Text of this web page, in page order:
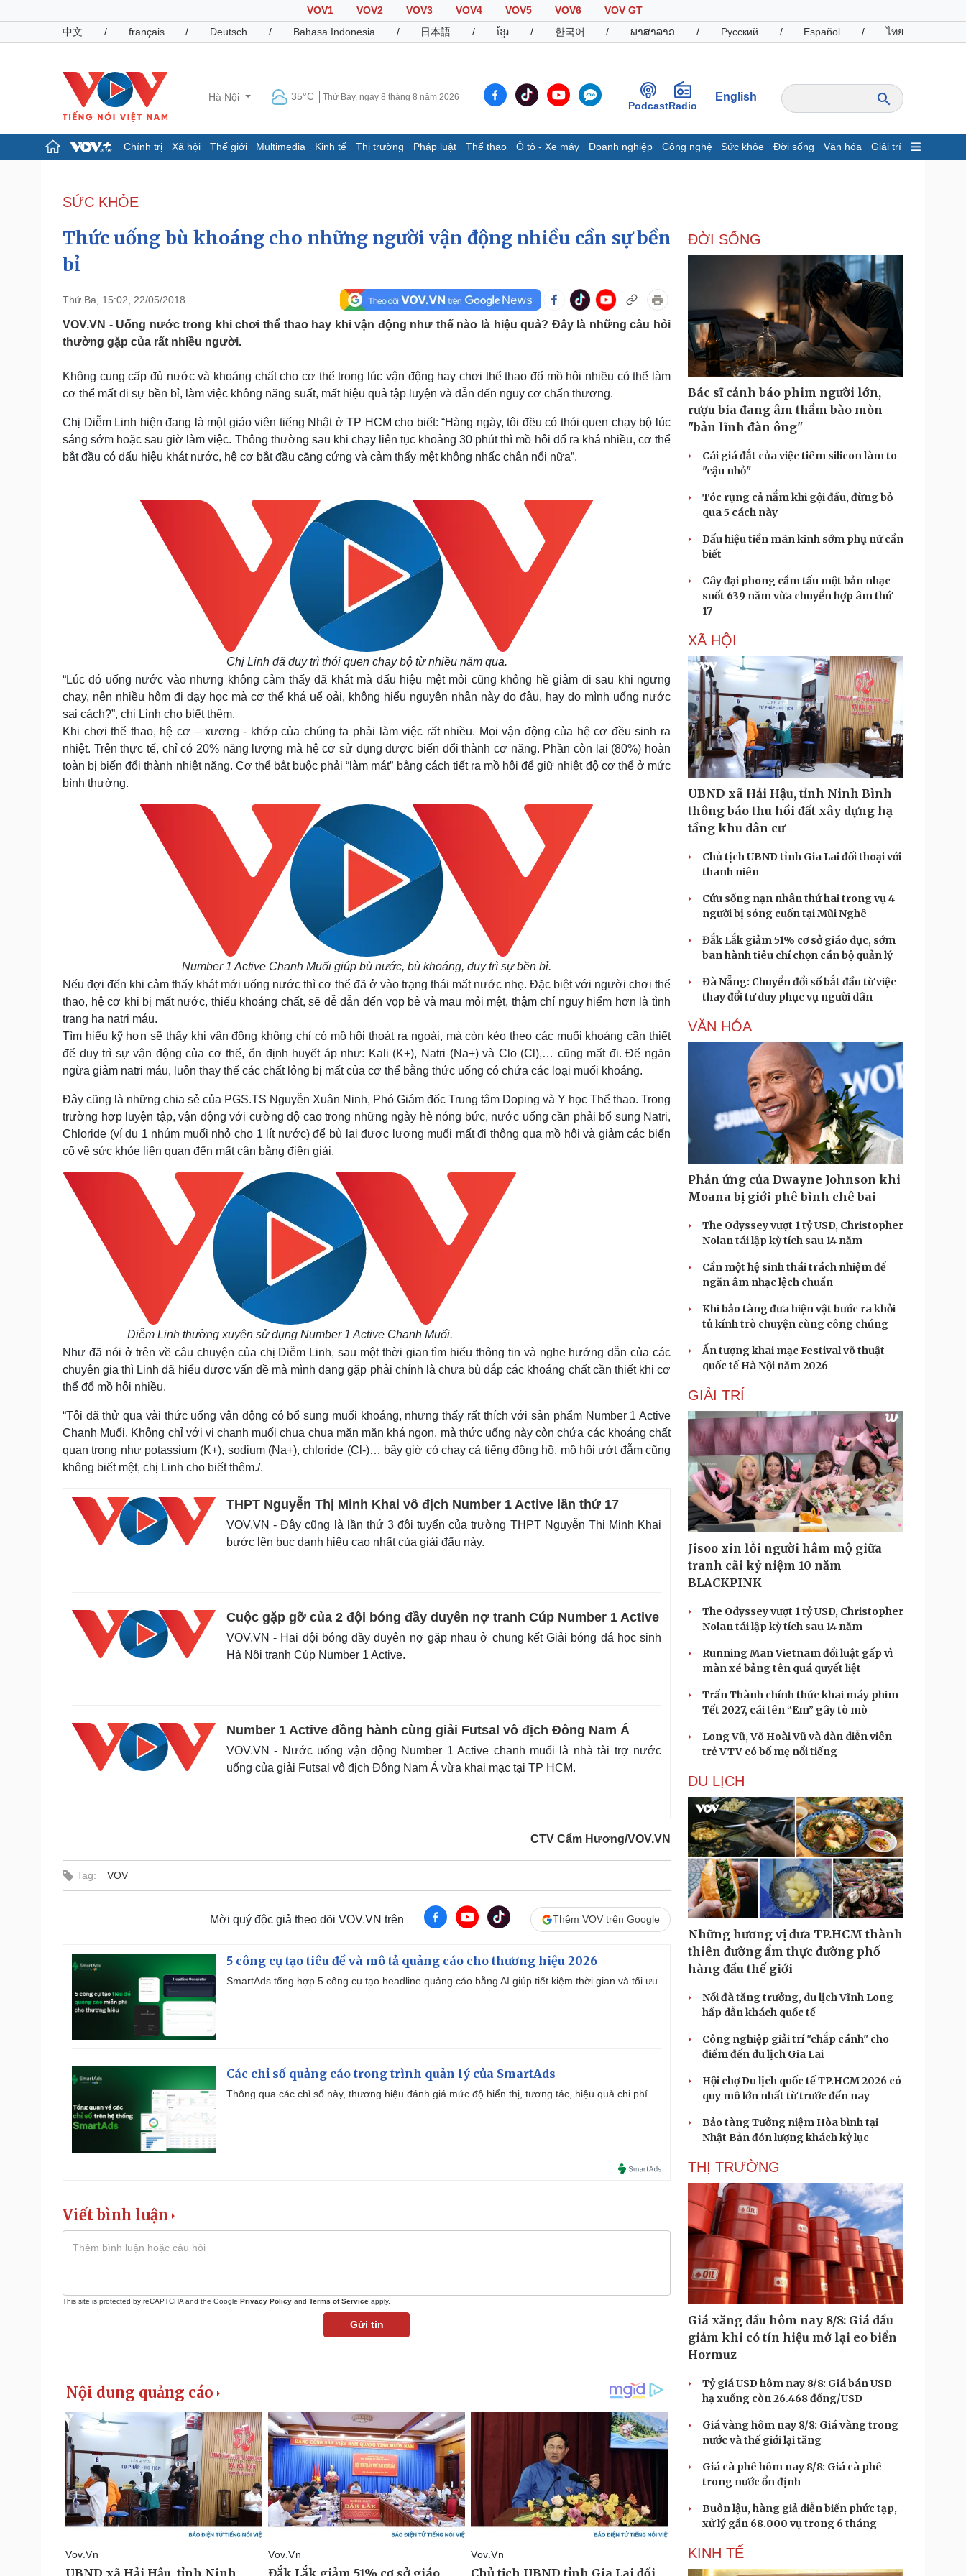
VOV1 VOV2 VOV3 VOV4 VOV5 VOV6
VOV GT
中文
/ français / Deutsch / Bahasa Indonesia / 日本語 / ខ្មែរ / 한국어 / ພາສາລາວ / Русский / Español / ไทย
Hà Nội 35°C Thứ Bảy, ngày 8 tháng 8 năm 2026
PodcastRadio
English
Chính trị Xã hội Thế giới Multimedia Kinh tế Thị trường Pháp luật Thể thao Ô tô - Xe máy Doanh nghiệp Công nghệ Sức khỏe Đời sống Văn hóa Giải trí
Đảng
Tổ chức nhân sự
Nhận diện sự thật
Dấu ấn VOV
Infographic
Giá cà phê
Pháp luật
Tin nóng
Tư vấn luật
Việt Nam
Phân tích
Thể thao
Lịch thi đấu bóng đá
Hậu trường
Ô tô - Xe máy
Xe máy
Doanh nghiệp
Thông tin doanh nghiệp
Doanh nghiệp 24h
Doanh nhân
Vì cộng đồng
Công nghệ
Sành điệu
Tin Công nghệ
Trải nghiệm
Chuyển đổi số
Sức khỏe
Dinh dưỡng - món ngon
Cây thuốc
Sản phụ khoa
Nhi khoa
Phòng mạch online
Ăn sạch sống khỏe
Đời sống
Nhà đẹp
Blog
Tình yêu - Gia đình
Văn hóa
Sân khấu - Điện ảnh
Văn học
Âm nhạc
Di sản
Giải trí
Nghệ sĩ
Thời trang
Sao Việt
Tư vấn
Săn Tour
Podcast
Đọc truyện đêm khuya
Cửa sổ tình yêu
Kể chuyện cho bé
SỨC KHỎE
Thức uống bù khoáng cho những người vận động nhiều cần sự bền
bỉ
Thứ Ba, 15:02, 22/05/2018
VOV.VN - Uống nước trong khi chơi thể thao hay khi vận động như thế nào là hiệu quả? Đây là những câu hỏi
thường gặp của rất nhiều người.
Không cung cấp đủ nước và khoáng chất cho cơ thể trong lúc vận động hay chơi thể thao đổ mồ hôi nhiều có thể làm
cơ thể mất đi sự bền bỉ, làm việc không năng suất, mất hiệu quả tập luyện và dẫn đến nguy cơ chấn thương.
Chị Diễm Linh hiện đang là một giáo viên tiếng Nhật ở TP HCM cho biết: “Hàng ngày, tôi đều có thói quen chạy bộ lúc
sáng sớm hoặc sau giờ làm việc. Thông thường sau khi chạy liên tục khoảng 30 phút thì mồ hôi đổ ra khá nhiều, cơ thể
bắt đầu có dấu hiệu khát nước, hệ cơ bắt đầu căng cứng và cảm thấy mệt không nhấc chân nổi nữa”.
Chị Linh đã duy trì thói quen chạy bộ từ nhiều năm qua.
“Lúc đó uống nước vào nhưng không cảm thấy đã khát mà dấu hiệu mệt mỏi cũng không hề giảm đi sau khi ngưng
chạy, nên nhiều hôm đi dạy học mà cơ thể khá uể oải, không hiểu nguyên nhân này do đâu, hay do mình uống nước
sai cách?”, chị Linh cho biết thêm.
Khi chơi thể thao, hệ cơ – xương - khớp của chúng ta phải làm việc rất nhiều. Mọi vận động của hệ cơ đều sinh ra
nhiệt. Trên thực tế, chỉ có 20% năng lượng mà hệ cơ sử dụng được biến đổi thành cơ năng. Phần còn lại (80%) hoàn
toàn bị biến đổi thành nhiệt năng. Cơ thể bắt buộc phải “làm mát” bằng cách tiết ra mồ hôi để giữ nhiệt độ cơ thể ở mức
bình thường.
Number 1 Active Chanh Muối giúp bù nước, bù khoáng, duy trì sự bền bỉ.
Nếu đợi đến khi cảm thấy khát mới uống nước thì cơ thể đã ở vào trạng thái mất nước nhẹ. Đặc biệt với người chơi thể
thao, hệ cơ khi bị mất nước, thiếu khoáng chất, sẽ dễ dẫn đến vọp bẻ và mau mỏi mệt, thậm chí nguy hiểm hơn là tình
trạng hạ natri máu.
Tìm hiểu kỹ hơn sẽ thấy khi vận động không chỉ có mồ hôi thoát ra ngoài, mà còn kéo theo các muối khoáng cần thiết
để duy trì sự vận động của cơ thể, ổn định huyết áp như: Kali (K+), Natri (Na+) và Clo (Cl),… cũng mất đi. Để ngăn
ngừa giảm natri máu, luôn thay thế các chất lỏng bị mất của cơ thể bằng thức uống có chứa các loại muối khoáng.
Đây cũng là những chia sẻ của PGS.TS Nguyễn Xuân Ninh, Phó Giám đốc Trung tâm Doping và Y học Thể thao. Trong
trường hợp luyện tập, vận động với cường độ cao trong những ngày hè nóng bức, nước uống cần phải bổ sung Natri,
Chloride (ví dụ 1 nhúm muối nhỏ cho 1 lít nước) để bù lại được lượng muối mất đi thông qua mồ hôi và giảm các biến
cố về sức khỏe liên quan đến mất cân bằng điện giải.
Diễm Linh thường xuyên sử dụng Number 1 Active Chanh Muối.
Như đã nói ở trên về câu chuyện của chị Diễm Linh, sau một thời gian tìm hiểu thông tin và nghe hướng dẫn của các
chuyên gia thì Linh đã hiểu được vấn đề mà mình đang gặp phải chính là chưa bù đắp các khoáng chất cần thiết khi cơ
thể đổ mồ hôi nhiều.
“Tôi đã thử qua vài thức uống vận động có bổ sung muối khoáng, nhưng thấy rất thích với sản phẩm Number 1 Active
Chanh Muối. Không chỉ với vị chanh muối chua chua mặn mặn khá ngon, mà thức uống này còn chứa các khoáng chất
quan trọng như potassium (K+), sodium (Na+), chloride (Cl-)… bây giờ có chạy cả tiếng đồng hồ, mồ hôi ướt đẫm cũng
không biết mệt, chị Linh cho biết thêm./.
THPT Nguyễn Thị Minh Khai vô địch Number 1 Active lần thứ 17
VOV.VN - Đây cũng là lần thứ 3 đội tuyển của trường THPT Nguyễn Thị Minh Khai
bước lên bục danh hiệu cao nhất của giải đấu này.
Cuộc gặp gỡ của 2 đội bóng đầy duyên nợ tranh Cúp Number 1 Active
VOV.VN - Hai đội bóng đầy duyên nợ gặp nhau ở chung kết Giải bóng đá học sinh
Hà Nội tranh Cúp Number 1 Active.
Number 1 Active đồng hành cùng giải Futsal vô địch Đông Nam Á
VOV.VN - Nước uống vận động Number 1 Active chanh muối là nhà tài trợ nước
uống của giải Futsal vô địch Đông Nam Á vừa khai mạc tại TP HCM.
CTV Cẩm Hương/VOV.VN
Tag: VOV
Mời quý độc giả theo dõi VOV.VN trên Thêm VOV trên Google
5 công cụ tạo tiêu đề và mô tả quảng cáo cho thương hiệu 2026
SmartAds tổng hợp 5 công cụ tạo headline quảng cáo bằng AI giúp tiết kiệm thời gian và tối ưu.
Các chỉ số quảng cáo trong trình quản lý của SmartAds
Thông qua các chỉ số này, thương hiệu đánh giá mức độ hiển thị, tương tác, hiệu quả chi phí.
Viết bình luận
This site is protected by reCAPTCHA and the Google Privacy Policy and Terms of Service apply.
Gửi tin
ĐỜI SỐNG
Bác sĩ cảnh báo phim người lớn,
rượu bia đang âm thầm bào mòn
"bản lĩnh đàn ông"
Cái giá đắt của việc tiêm silicon làm to
"cậu nhỏ"
Tóc rụng cả nắm khi gội đầu, đừng bỏ
qua 5 cách này
Dấu hiệu tiền mãn kinh sớm phụ nữ cần
biết
Cây đại phong cầm tấu một bản nhạc
suốt 639 năm vừa chuyển hợp âm thứ
17
XÃ HỘI
UBND xã Hải Hậu, tỉnh Ninh Bình
thông báo thu hồi đất xây dựng hạ
tầng khu dân cư
Chủ tịch UBND tỉnh Gia Lai đối thoại với
thanh niên
Cứu sống nạn nhân thứ hai trong vụ 4
người bị sóng cuốn tại Mũi Nghê
Đắk Lắk giảm 51% cơ sở giáo dục, sớm
ban hành tiêu chí chọn cán bộ quản lý
Đà Nẵng: Chuyển đổi số bắt đầu từ việc
thay đổi tư duy phục vụ người dân
VĂN HÓA
Phản ứng của Dwayne Johnson khi
Moana bị giới phê bình chê bai
The Odyssey vượt 1 tỷ USD, Christopher
Nolan tái lập kỳ tích sau 14 năm
Cần một hệ sinh thái trách nhiệm để
ngăn âm nhạc lệch chuẩn
Khi bảo tàng đưa hiện vật bước ra khỏi
tủ kính trò chuyện cùng công chúng
Ấn tượng khai mạc Festival võ thuật
quốc tế Hà Nội năm 2026
GIẢI TRÍ
Jisoo xin lỗi người hâm mộ giữa
tranh cãi kỷ niệm 10 năm
BLACKPINK
The Odyssey vượt 1 tỷ USD, Christopher
Nolan tái lập kỳ tích sau 14 năm
Running Man Vietnam đổi luật gấp vì
màn xé bảng tên quá quyết liệt
Trấn Thành chính thức khai máy phim
Tết 2027, cái tên “Em” gây tò mò
Long Vũ, Võ Hoài Vũ và dàn diễn viên
trẻ VTV có bố mẹ nổi tiếng
DU LỊCH
Những hương vị đưa TP.HCM thành
thiên đường ẩm thực đường phố
hàng đầu thế giới
Nối đà tăng trưởng, du lịch Vĩnh Long
hấp dẫn khách quốc tế
Công nghiệp giải trí "chắp cánh" cho
điểm đến du lịch Gia Lai
Hội chợ Du lịch quốc tế TP.HCM 2026 có
quy mô lớn nhất từ trước đến nay
Bảo tàng Tưởng niệm Hòa bình tại
Nhật Bản đón lượng khách kỷ lục
THỊ TRƯỜNG
Giá xăng dầu hôm nay 8/8: Giá dầu
giảm khi có tín hiệu mở lại eo biển
Hormuz
Tỷ giá USD hôm nay 8/8: Giá bán USD
hạ xuống còn 26.468 đồng/USD
Giá vàng hôm nay 8/8: Giá vàng trong
nước và thế giới lại tăng
Giá cà phê hôm nay 8/8: Giá cà phê
trong nước ổn định
Buôn lậu, hàng giả diễn biến phức tạp,
xử lý gần 68.000 vụ trong 6 tháng
KINH TẾ